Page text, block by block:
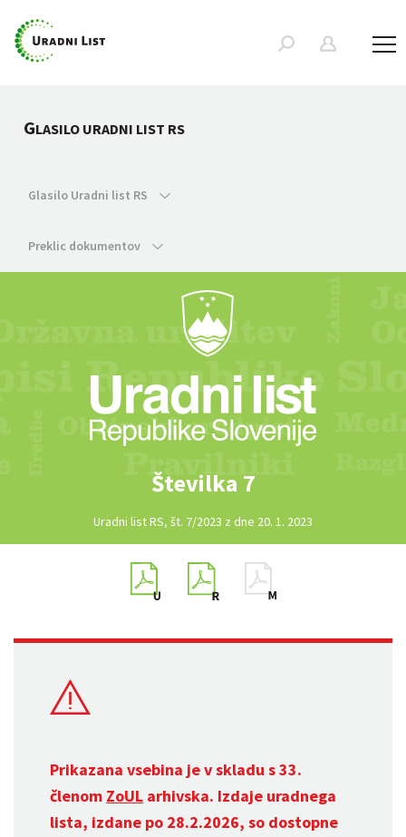
GLASILO URADNI LIST RS
Glasilo Uradni list RS
Preklic dokumentov
Številka 7
Uradni list RS, št. 7/2023 z dne 20. 1. 2023
Prikazana vsebina je v skladu s 33.
členom ZoUL arhivska. Izdaje uradnega
lista, izdane po 28.2.2026, so dostopne